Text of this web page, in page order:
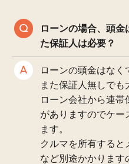
ローンの場合、頭金
た保証人は必要？
ローンの頭金はなく
また保証人無しでも
ローン会社から連
がありますのでケー
ます。
クルマを所有すると
など別途かかります